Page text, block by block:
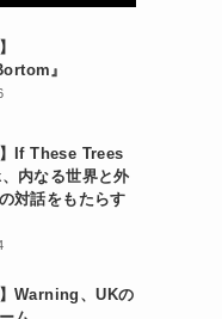
』
】If These Trees
内なる世界と外
対話をもたらす
】Warning、UKの